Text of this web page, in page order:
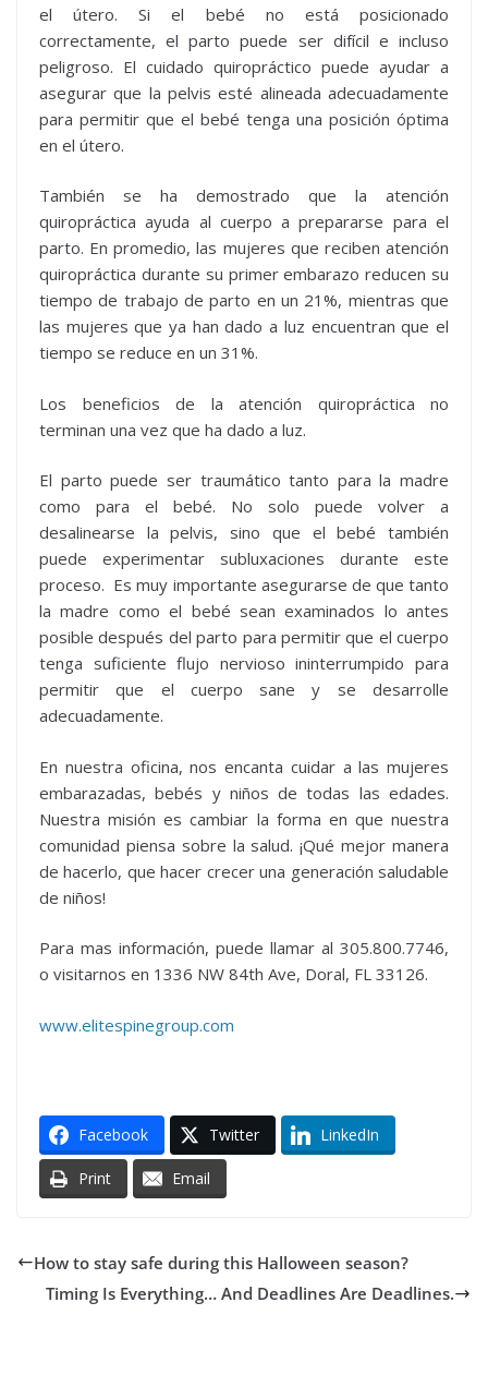
el útero. Si el bebé no está posicionado
correctamente, el parto puede ser difícil e incluso
peligroso. El cuidado quiropráctico puede ayudar a
asegurar que la pelvis esté alineada adecuadamente
para permitir que el bebé tenga una posición óptima
en el útero.
También se ha demostrado que la atención
quiropráctica ayuda al cuerpo a prepararse para el
parto. En promedio, las mujeres que reciben atención
quiropráctica durante su primer embarazo reducen su
tiempo de trabajo de parto en un 21%, mientras que
las mujeres que ya han dado a luz encuentran que el
tiempo se reduce en un 31%.
Los beneficios de la atención quiropráctica no
terminan una vez que ha dado a luz.
El parto puede ser traumático tanto para la madre
como para el bebé. No solo puede volver a
desalinearse la pelvis, sino que el bebé también
puede experimentar subluxaciones durante este
proceso. Es muy importante asegurarse de que tanto
la madre como el bebé sean examinados lo antes
posible después del parto para permitir que el cuerpo
tenga suficiente flujo nervioso ininterrumpido para
permitir que el cuerpo sane y se desarrolle
adecuadamente.
En nuestra oficina, nos encanta cuidar a las mujeres
embarazadas, bebés y niños de todas las edades.
Nuestra misión es cambiar la forma en que nuestra
comunidad piensa sobre la salud. ¡Qué mejor manera
de hacerlo, que hacer crecer una generación saludable
de niños!
Para mas información, puede llamar al 305.800.7746,
o visitarnos en 1336 NW 84th Ave, Doral, FL 33126.
www.elitespinegroup.com
Facebook Twitter LinkedIn
Print Email
How to stay safe during this Halloween season?
Timing Is Everything… And Deadlines Are Deadlines.